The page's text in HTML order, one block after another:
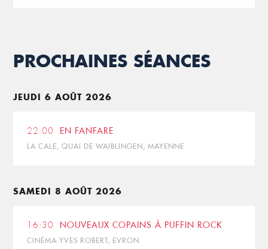
PROCHAINES SÉANCES
JEUDI 6 AOÛT 2026
22:00 EN FANFARE
LA CALE, QUAI DE WAIBLINGEN, MAYENNE
SAMEDI 8 AOÛT 2026
16:30 NOUVEAUX COPAINS À PUFFIN ROCK
CINÉMA YVES ROBERT, EVRON